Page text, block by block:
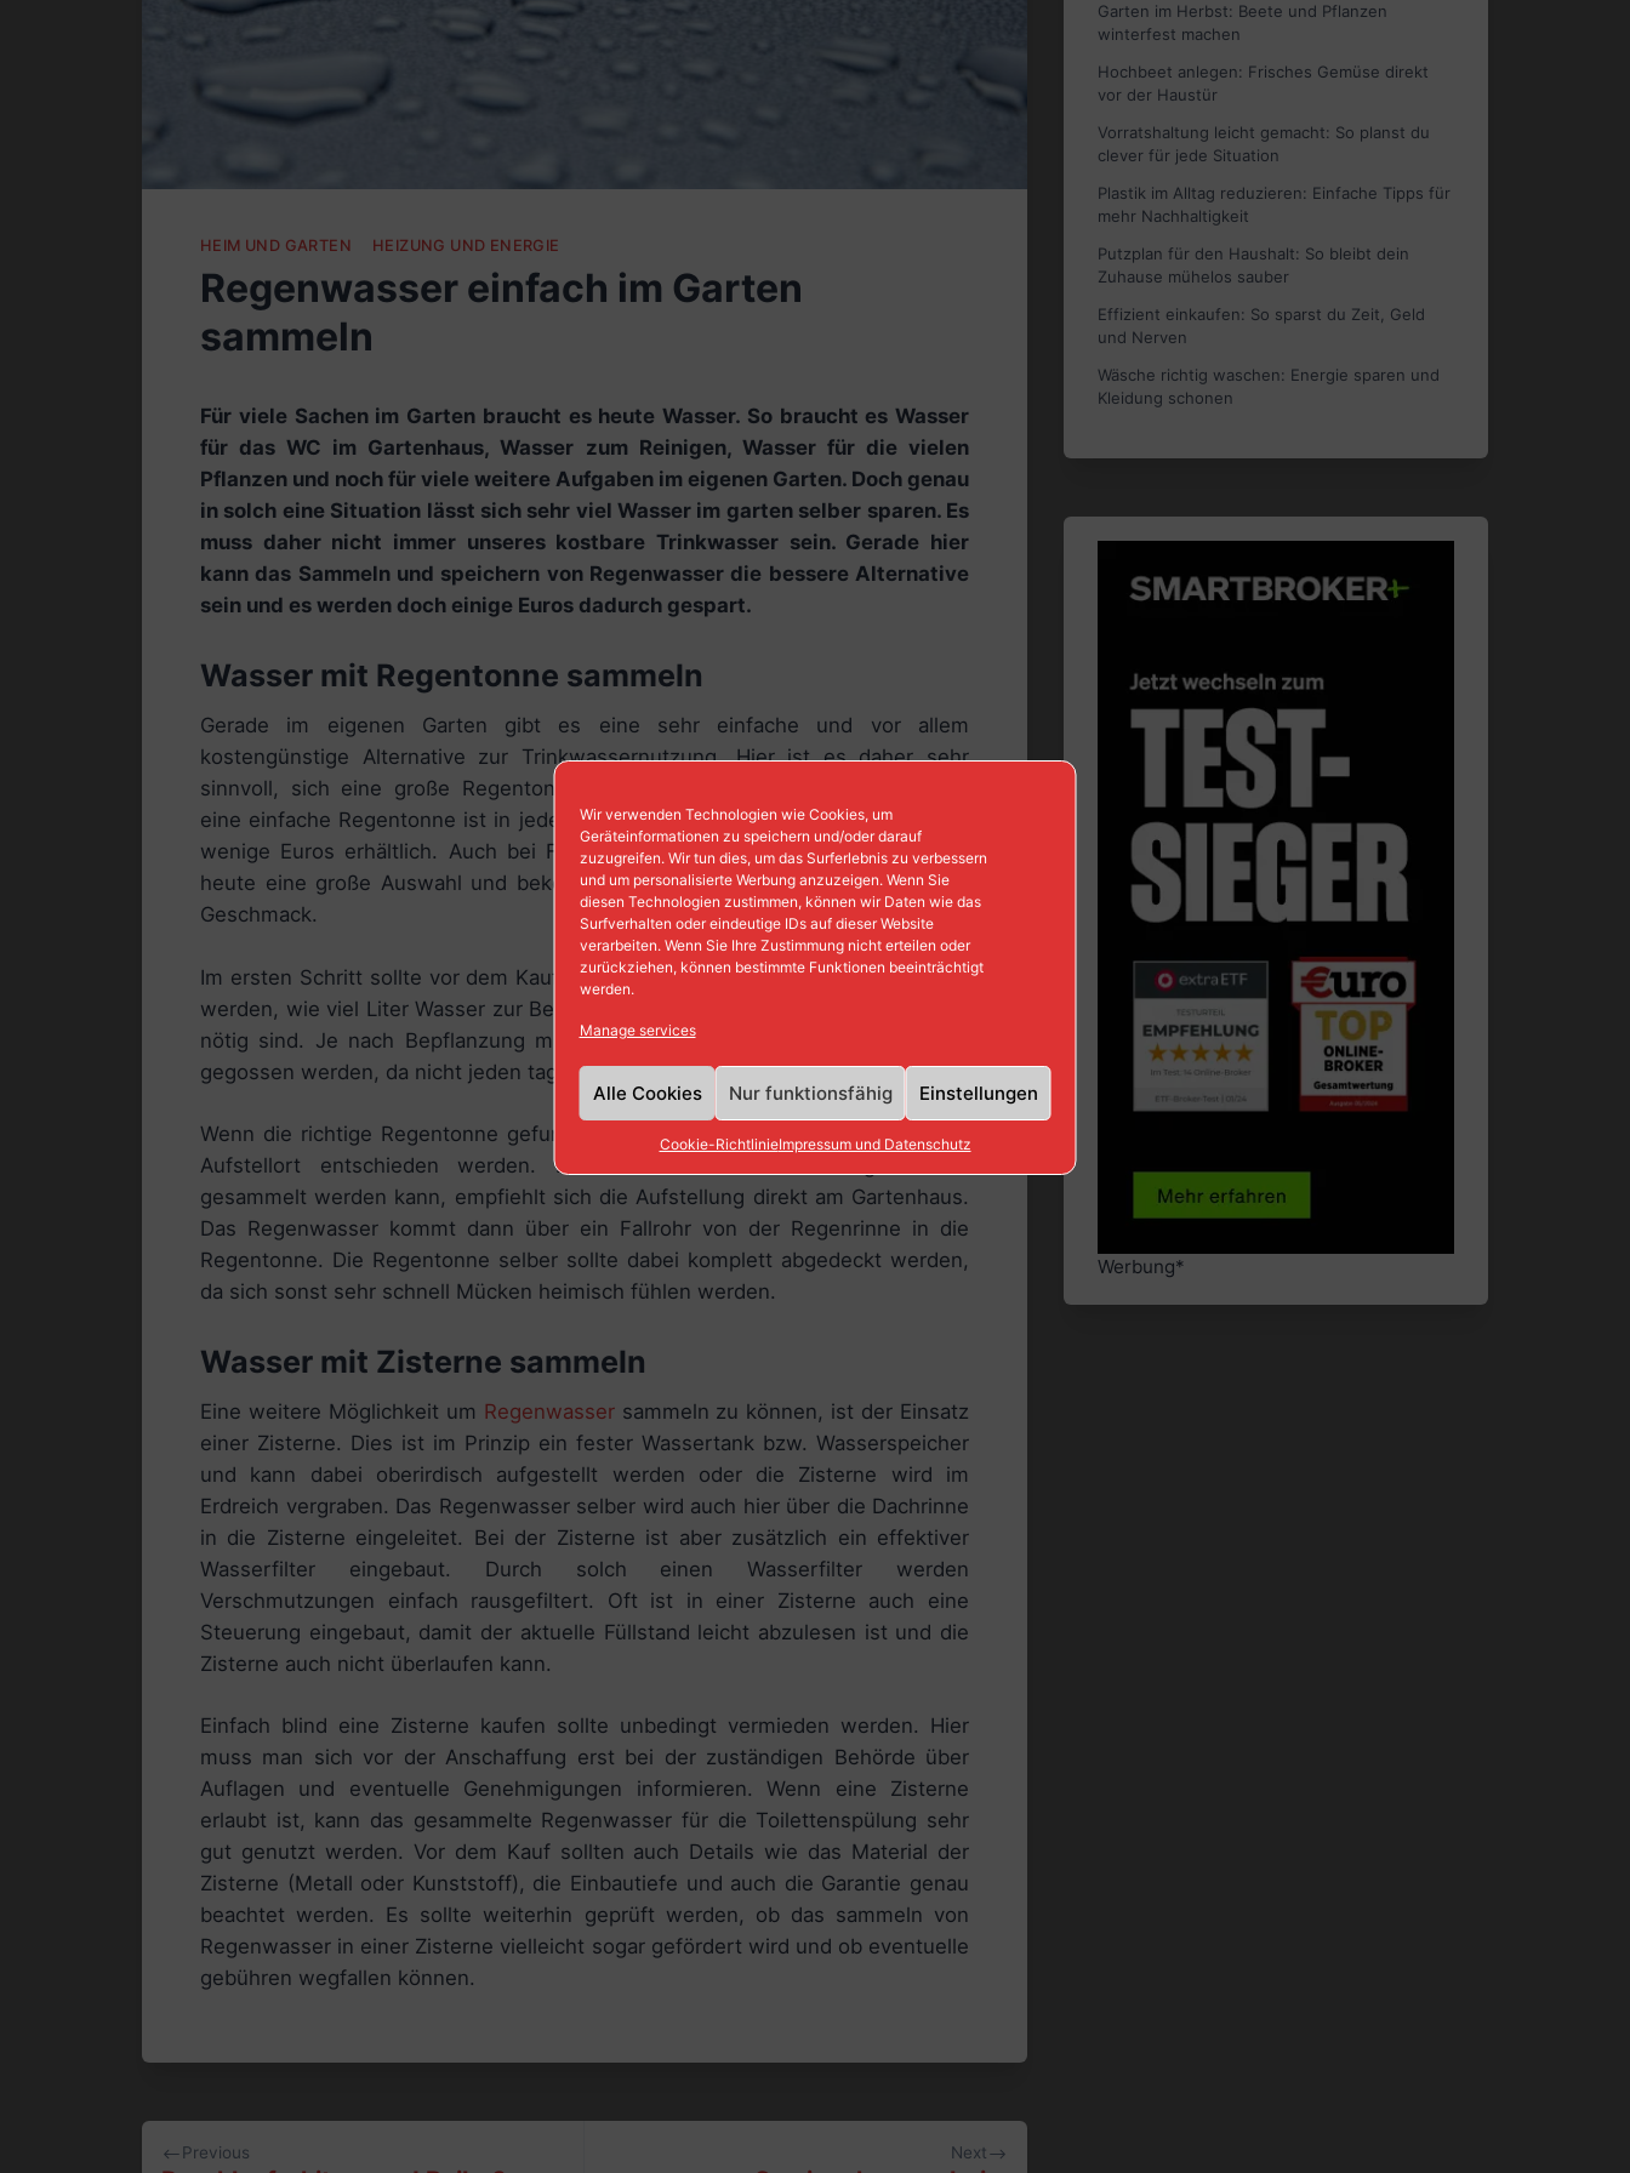
Wir verwenden Technologien wie Cookies, um
Geräteinformationen zu speichern und/oder darauf
zuzugreifen. Wir tun dies, um das Surferlebnis zu verbessern
und um personalisierte Werbung anzuzeigen. Wenn Sie
diesen Technologien zustimmen, können wir Daten wie das
Surfverhalten oder eindeutige IDs auf dieser Website
verarbeiten. Wenn Sie Ihre Zustimmung nicht erteilen oder
zurückziehen, können bestimmte Funktionen beeinträchtigt
werden.
Manage services
Alle Cookies Nur funktionsfähig Einstellungen
Cookie-RichtlinieImpressum und Datenschutz
HEIM UND GARTEN HEIZUNG UND ENERGIE
Regenwasser einfach im Garten
sammeln
Für viele Sachen im Garten braucht es heute Wasser. So braucht es Wasser
für das WC im Gartenhaus, Wasser zum Reinigen, Wasser für die vielen
Pflanzen und noch für viele weitere Aufgaben im eigenen Garten. Doch genau
in solch eine Situation lässt sich sehr viel Wasser im garten selber sparen. Es
muss daher nicht immer unseres kostbare Trinkwasser sein. Gerade hier
kann das Sammeln und speichern von Regenwasser die bessere Alternative
sein und es werden doch einige Euros dadurch gespart.
Wasser mit Regentonne sammeln
Gerade im eigenen Garten gibt es eine sehr einfache und vor allem
kostengünstige Alternative zur Trinkwassernutzung. Hier ist es daher sehr
sinnvoll, sich eine große Regentonne anzuschaffen und aufzustellen. Solch
eine einfache Regentonne ist in jedem Baumarkt oder Gartenfachmarkt für nur
wenige Euros erhältlich. Auch bei Form und Größe der Regentonne hat man
heute eine große Auswahl und bekommt Modelle ganz nach seinem eigenen
Geschmack.
Im ersten Schritt sollte vor dem Kauf einer Regentonne realistisch abgeschätzt
werden, wie viel Liter Wasser zur Bewässerung des eigenen Gartens eigentlich
nötig sind. Je nach Bepflanzung muss im garten regelmäßig gewässert und
gegossen werden, da nicht jeden tag Regen fällt.
Wenn die richtige Regentonne gefunden wurde, muss nun über den richtigen
Aufstellort entschieden werden. Damit auch wirklich viel Regenwasser
gesammelt werden kann, empfiehlt sich die Aufstellung direkt am Gartenhaus.
Das Regenwasser kommt dann über ein Fallrohr von der Regenrinne in die
Regentonne. Die Regentonne selber sollte dabei komplett abgedeckt werden,
da sich sonst sehr schnell Mücken heimisch fühlen werden.
Wasser mit Zisterne sammeln
Eine weitere Möglichkeit um Regenwassersammeln zu können, ist der Einsatz
einer Zisterne. Dies ist im Prinzip ein fester Wassertank bzw. Wasserspeicher
und kann dabei oberirdisch aufgestellt werden oder die Zisterne wird im
Erdreich vergraben. Das Regenwasser selber wird auch hier über die Dachrinne
in die Zisterne eingeleitet. Bei der Zisterne ist aber zusätzlich ein effektiver
Wasserfilter eingebaut. Durch solch einen Wasserfilter werden
Verschmutzungen einfach rausgefiltert. Oft ist in einer Zisterne auch eine
Steuerung eingebaut, damit der aktuelle Füllstand leicht abzulesen ist und die
Zisterne auch nicht überlaufen kann.
Einfach blind eine Zisterne kaufen sollte unbedingt vermieden werden. Hier
muss man sich vor der Anschaffung erst bei der zuständigen Behörde über
Auflagen und eventuelle Genehmigungen informieren. Wenn eine Zisterne
erlaubt ist, kann das gesammelte Regenwasser für die Toilettenspülung sehr
gut genutzt werden. Vor dem Kauf sollten auch Details wie das Material der
Zisterne (Metall oder Kunststoff), die Einbautiefe und auch die Garantie genau
beachtet werden. Es sollte weiterhin geprüft werden, ob das sammeln von
Regenwasser in einer Zisterne vielleicht sogar gefördert wird und ob eventuelle
gebühren wegfallen können.
Beitragsnavigation
Previous Next
Garten im Herbst: Beete und Pflanzen
winterfest machen
Hochbeet anlegen: Frisches Gemüse direkt
vor der Haustür
Vorratshaltung leicht gemacht: So planst du
clever für jede Situation
Plastik im Alltag reduzieren: Einfache Tipps für
mehr Nachhaltigkeit
Putzplan für den Haushalt: So bleibt dein
Zuhause mühelos sauber
Effizient einkaufen: So sparst du Zeit, Geld
und Nerven
Wäsche richtig waschen: Energie sparen und
Kleidung schonen
Werbung*